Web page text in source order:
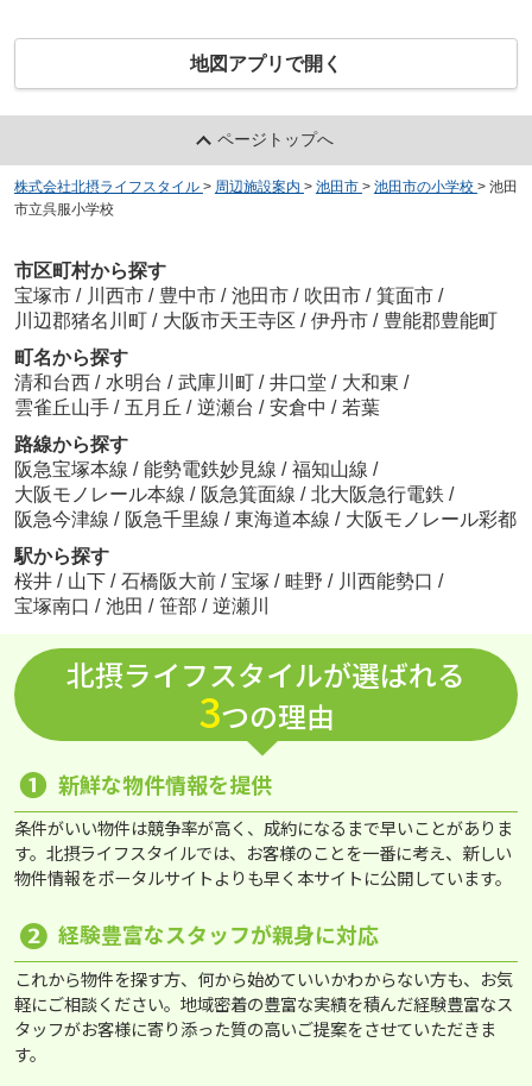
地図アプリで開く
ページトップへ
株式会社北摂ライフスタイル > 周辺施設案内 > 池田市 > 池田市の小学校 > 池田
市立呉服小学校
市区町村から探す
宝塚市 / 川西市 / 豊中市 / 池田市 / 吹田市 / 箕面市 /
川辺郡猪名川町 / 大阪市天王寺区 / 伊丹市 / 豊能郡豊能町
町名から探す
清和台西 / 水明台 / 武庫川町 / 井口堂 / 大和東 /
雲雀丘山手 / 五月丘 / 逆瀬台 / 安倉中 / 若葉
路線から探す
阪急宝塚本線 / 能勢電鉄妙見線 / 福知山線 /
大阪モノレール本線 / 阪急箕面線 / 北大阪急行電鉄 /
阪急今津線 / 阪急千里線 / 東海道本線 / 大阪モノレール彩都
駅から探す
桜井 / 山下 / 石橋阪大前 / 宝塚 / 畦野 / 川西能勢口 /
宝塚南口 / 池田 / 笹部 / 逆瀬川
北摂ライフスタイルが選ばれる
3つの理由
❶ 新鮮な物件情報を提供
条件がいい物件は競争率が高く、成約になるまで早いことがありま
す。北摂ライフスタイルでは、お客様のことを一番に考え、新しい
物件情報をポータルサイトよりも早く本サイトに公開しています。
❷ 経験豊富なスタッフが親身に対応
これから物件を探す方、何から始めていいかわからない方も、お気
軽にご相談ください。地域密着の豊富な実績を積んだ経験豊富なス
タッフがお客様に寄り添った質の高いご提案をさせていただきま
す。